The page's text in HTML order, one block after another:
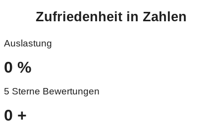
Zufriedenheit in Zahlen
Auslastung
0 %
5 Sterne Bewertungen
0 +